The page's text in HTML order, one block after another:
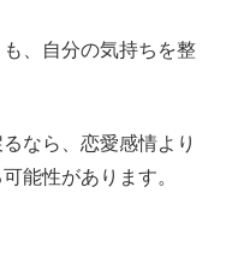
、自分の気持ちを整
なら、恋愛感情より
能性があります。